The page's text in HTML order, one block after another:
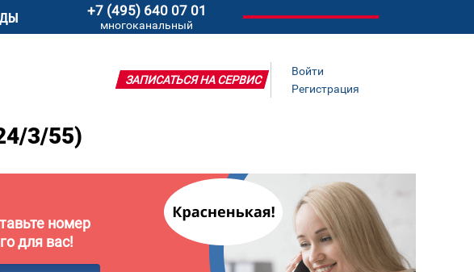
+7 (495) 640 07 01
многоканальный
Войти
Регистрация
ЗАПИСАТЬСЯ НА СЕРВИС
3/55)
номер
для вас!